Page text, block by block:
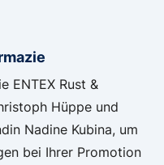
ENTEX Rust &
Hüppe und
Nadine Kubina, um
bei Ihrer Promotion